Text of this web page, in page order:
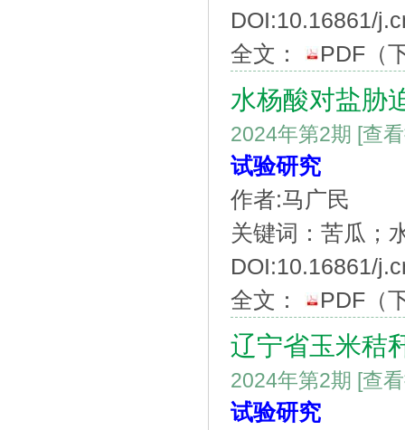
DOI:10.16861/
全文：
PDF （
水杨酸对盐胁
2024年第2期 [查
试验研究
作者:马广民
关键词：苦瓜；
DOI:10.16861/
全文：
PDF （
辽宁省玉米秸
2024年第2期 [查
试验研究